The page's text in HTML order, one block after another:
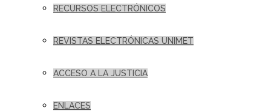
RECURSOS ELECTRÓNICOS
REVISTAS ELECTRÓNICAS UNIMET
ACCESO A LA JUSTICIA
ENLACES